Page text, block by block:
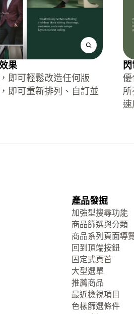
果
即可輕鬆改造任何版
即可重新排列、自訂並
優
速
產品發掘
加強型搜尋功能
商品篩選與分類
商品系列頁面導
回到頂端按鈕
固定式頁首
大型選單
推薦商品
最近檢視項目
色樣篩選條件